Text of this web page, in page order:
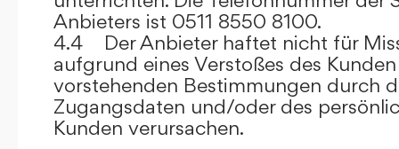
Anbieters ist 0511 8550 8100.
4.4 Der Anbieter haftet nicht für
aufgrund eines Verstoßes des
vorstehenden Bestimmungen durch
Zugangsdaten und/oder des
Kunden verursachen.